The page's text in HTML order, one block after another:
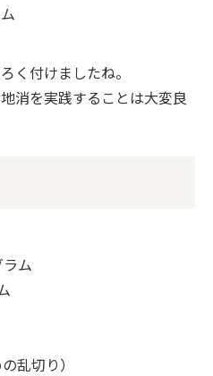
く付けましたね。
消を実践することは大変良
ム
乱切り）